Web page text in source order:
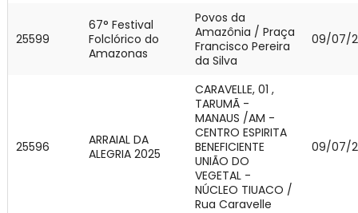
25599
67° Festival
Folclórico do
Amazonas
Povos da
Amazônia / Praça
Francisco Pereira
da Silva
09/07/
25596
ARRAIAL DA
ALEGRIA 2025
CARAVELLE, 01 ,
TARUMÃ -
MANAUS /AM -
CENTRO ESPIRITA
BENEFICIENTE
UNIÃO DO
VEGETAL -
NÚCLEO TIUACO /
Rua Caravelle
09/07/